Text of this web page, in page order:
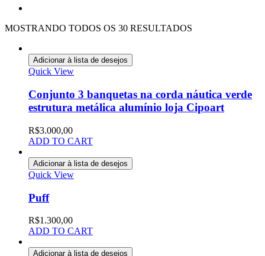
MOSTRANDO TODOS OS 30 RESULTADOS
Adicionar à lista de desejos
Quick View
Conjunto 3 banquetas na corda náutica verde
estrutura metálica alumínio loja Cipoart
R$3.000,00
ADD TO CART
Adicionar à lista de desejos
Quick View
Puff
R$1.300,00
ADD TO CART
Adicionar à lista de desejos